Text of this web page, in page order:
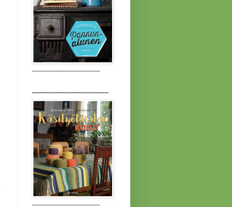
..............................................
....................................................
..............................................